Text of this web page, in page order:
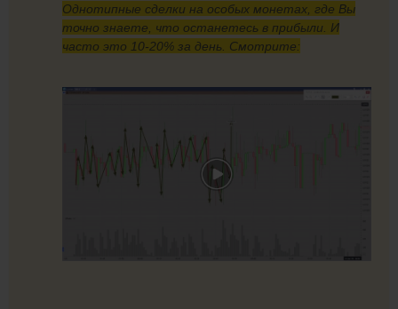
Однотипные сделки на особых монетах, где Вы
точно знаете, что останетесь в прибыли. И
часто это 10-20% за день. Смотрите: